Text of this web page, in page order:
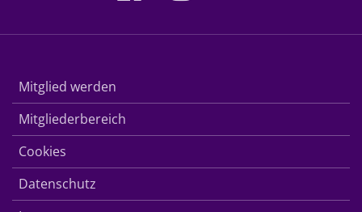
Mitglied werden
Mitgliederbereich
Cookies
Datenschutz